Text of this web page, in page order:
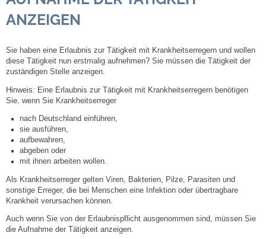
Steuern
Gebühren und Beiträge
Haushalt 2026
Trinkwasser - Härtebereich
Service
Notdienste
ANZEIGEN
Sie haben eine Erlaubnis zur Tätigkeit mit Krankheitserregern und wollen
diese Tätigkeit nun erstmalig aufnehmen? Sie müssen die Tätigkeit der
zuständigen Stelle anzeigen.
Hinweis: Eine Erlaubnis zur Tätigkeit mit Krankheitserregern benötigen
Sie, wenn Sie Krankheitserreger
nach Deutschland einführen,
sie ausführen,
aufbewahren,
abgeben oder
mit ihnen arbeiten wollen.
Als Krankheitserreger gelten Viren, Bakterien, Pilze, Parasiten und
sonstige Erreger, die bei Menschen eine Infektion oder übertragbare
Krankheit verursachen können.
Auch wenn Sie von der Erlaubnispflicht ausgenommen sind, müssen Sie
die Aufnahme der Tätigkeit anzeigen.